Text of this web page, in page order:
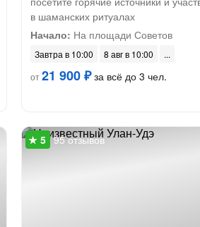
в шаманских ритуалах
Начало: На площади Советов
Завтра в 10:00
8 авг в 10:00
от21 900 ₽за всё до 3 чел.
95 отзывов